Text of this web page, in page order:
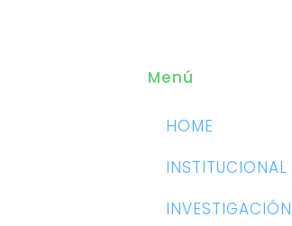
Menú
HOME
INSTITUCIONAL
INVESTIGACIÓN